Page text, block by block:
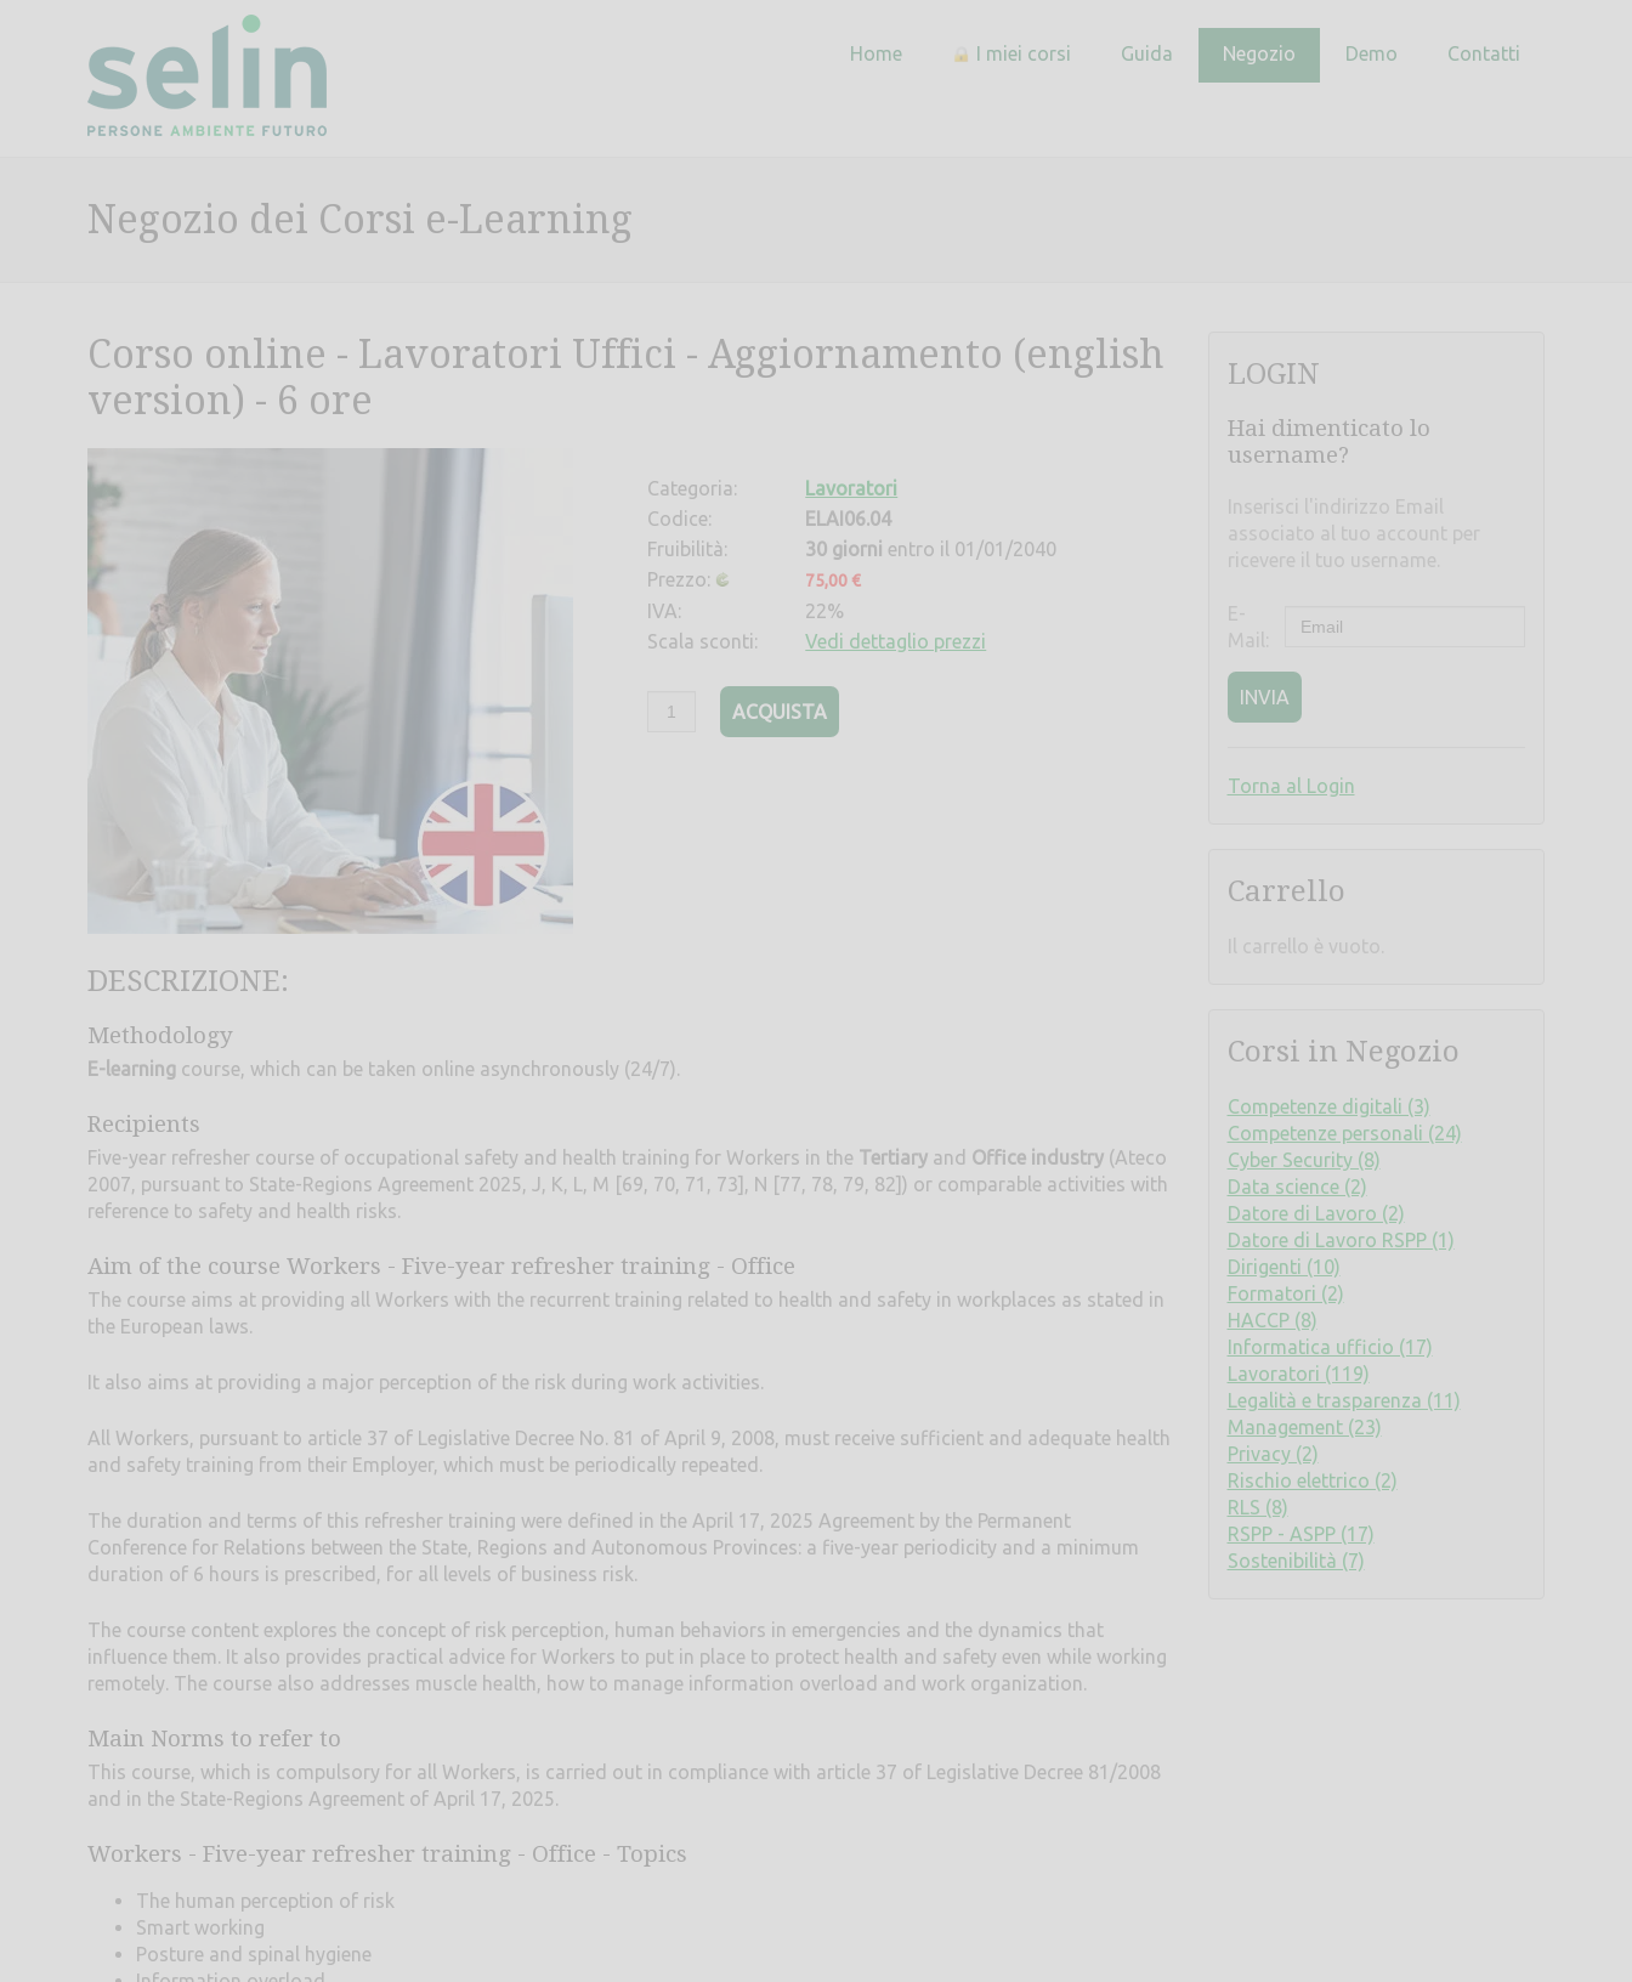
Home I miei corsi Guida Negozio Demo Contatti
Negozio dei Corsi e-Learning
Corso online - Lavoratori Uffici - Aggiornamento (english
version) - 6 ore
Categoria:
Lavoratori
Codice:
ELAI06.04
Fruibilità:
30 giorni entro il 01/01/2040
Prezzo:
75,00 €
IVA:
22%
Scala sconti:
Vedi dettaglio prezzi
ACQUISTA
DESCRIZIONE:
Methodology
E-learning course, which can be taken online asynchronously (24/7).
Recipients
Five-year refresher course of occupational safety and health training for Workers in the Tertiary and Office industry (Ateco
2007, pursuant to State-Regions Agreement 2025, J, K, L, M [69, 70, 71, 73], N [77, 78, 79, 82]) or comparable activities with
reference to safety and health risks.
Aim of the course Workers - Five-year refresher training - Office
The course aims at providing all Workers with the recurrent training related to health and safety in workplaces as stated in
the European laws.
It also aims at providing a major perception of the risk during work activities.
All Workers, pursuant to article 37 of Legislative Decree No. 81 of April 9, 2008, must receive sufficient and adequate health
and safety training from their Employer, which must be periodically repeated.
The duration and terms of this refresher training were defined in the April 17, 2025 Agreement by the Permanent
Conference for Relations between the State, Regions and Autonomous Provinces: a five-year periodicity and a minimum
duration of 6 hours is prescribed, for all levels of business risk.
The course content explores the concept of risk perception, human behaviors in emergencies and the dynamics that
influence them. It also provides practical advice for Workers to put in place to protect health and safety even while working
remotely. The course also addresses muscle health, how to manage information overload and work organization.
Main Norms to refer to
This course, which is compulsory for all Workers, is carried out in compliance with article 37 of Legislative Decree 81/2008
and in the State-Regions Agreement of April 17, 2025.
Workers - Five-year refresher training - Office - Topics
The human perception of risk
Smart working
Posture and spinal hygiene
LOGIN
Hai dimenticato lo
username?
Inserisci l'indirizzo Email
associato al tuo account per
ricevere il tuo username.
E-
Mail:
INVIA
Torna al Login
Carrello
Il carrello è vuoto.
Corsi in Negozio
Competenze digitali (3)
Competenze personali (24)
Cyber Security (8)
Data science (2)
Datore di Lavoro (2)
Datore di Lavoro RSPP (1)
Dirigenti (10)
Formatori (2)
HACCP (8)
Informatica ufficio (17)
Lavoratori (119)
Legalità e trasparenza (11)
Management (23)
Privacy (2)
Rischio elettrico (2)
RLS (8)
RSPP - ASPP (17)
Sostenibilità (7)